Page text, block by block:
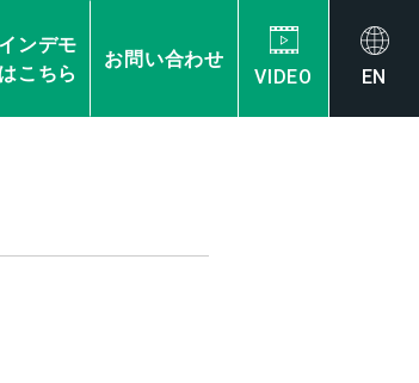
VIDEO EN
ンデモ
こちら
お問い合わせ